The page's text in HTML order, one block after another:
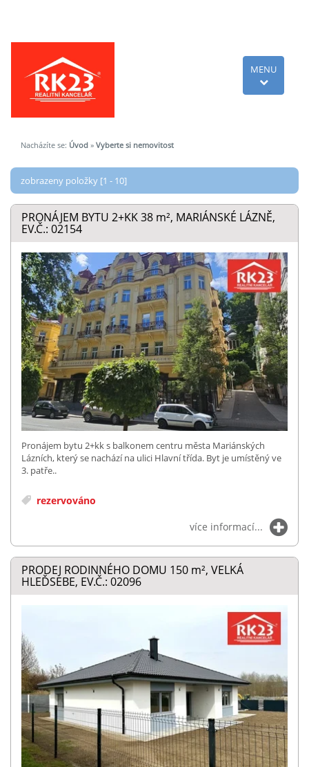
MENU
Nacházíte se: Úvod » Vyberte si nemovitost
zobrazeny položky [1 - 10]
PRONÁJEM BYTU 2+KK 38 m², MARIÁNSKÉ LÁZNĚ,
EV.Č.: 02154
Pronájem bytu 2+kk s balkonem centru města Mariánských
Lázních, který se nachází na ulici Hlavní třída. Byt je umístěný ve
3. patře..
rezervováno
více informací...
PRODEJ RODINNÉHO DOMU 150 m², VELKÁ
HLEĎSEBE, EV.Č.: 02096